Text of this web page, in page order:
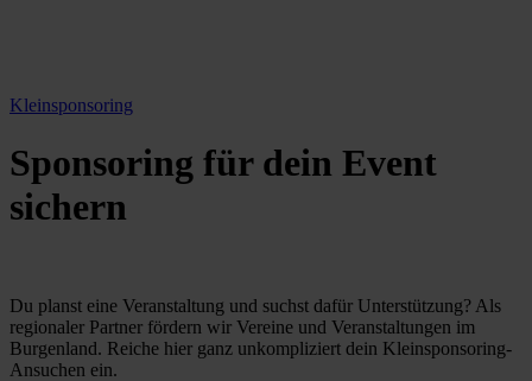
Kleinsponsoring
Sponsoring für dein Event
sichern
Du planst eine Veranstaltung und suchst dafür Unterstützung? Als
regionaler Partner fördern wir Vereine und Veranstaltungen im
Burgenland. Reiche hier ganz unkompliziert dein Kleinsponsoring-
Ansuchen ein.